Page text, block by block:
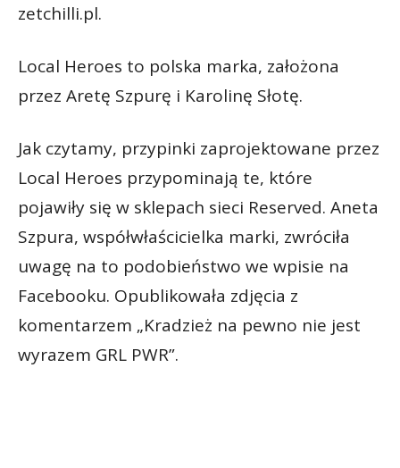
zetchilli.pl.
Local Heroes to polska marka, założona
przez Aretę Szpurę i Karolinę Słotę.
Jak czytamy, przypinki zaprojektowane przez
Local Heroes przypominają te, które
pojawiły się w sklepach sieci Reserved. Aneta
Szpura, współwłaścicielka marki, zwróciła
uwagę na to podobieństwo we wpisie na
Facebooku. Opublikowała zdjęcia z
komentarzem „Kradzież na pewno nie jest
wyrazem GRL PWR”.